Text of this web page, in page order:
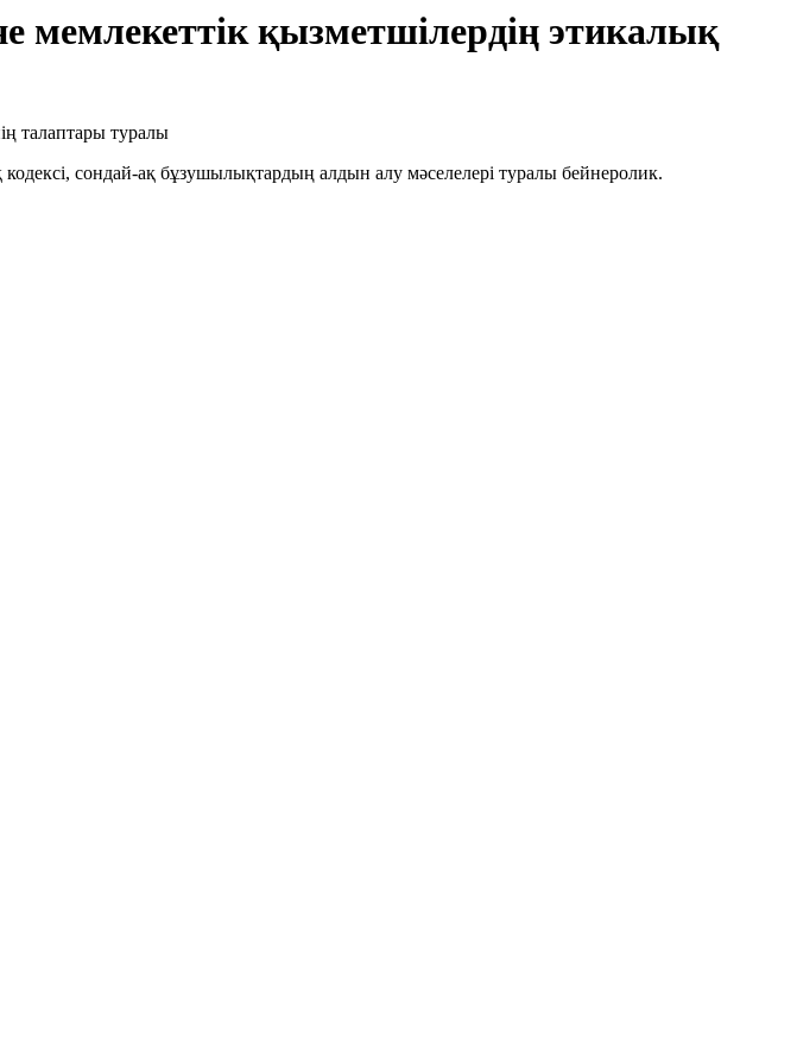
қызметшілердің этикалық
сондай-ақ бұзушылықтардың алдын алу мәселелері туралы бейнеролик.